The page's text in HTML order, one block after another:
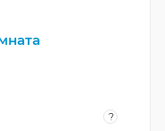
?